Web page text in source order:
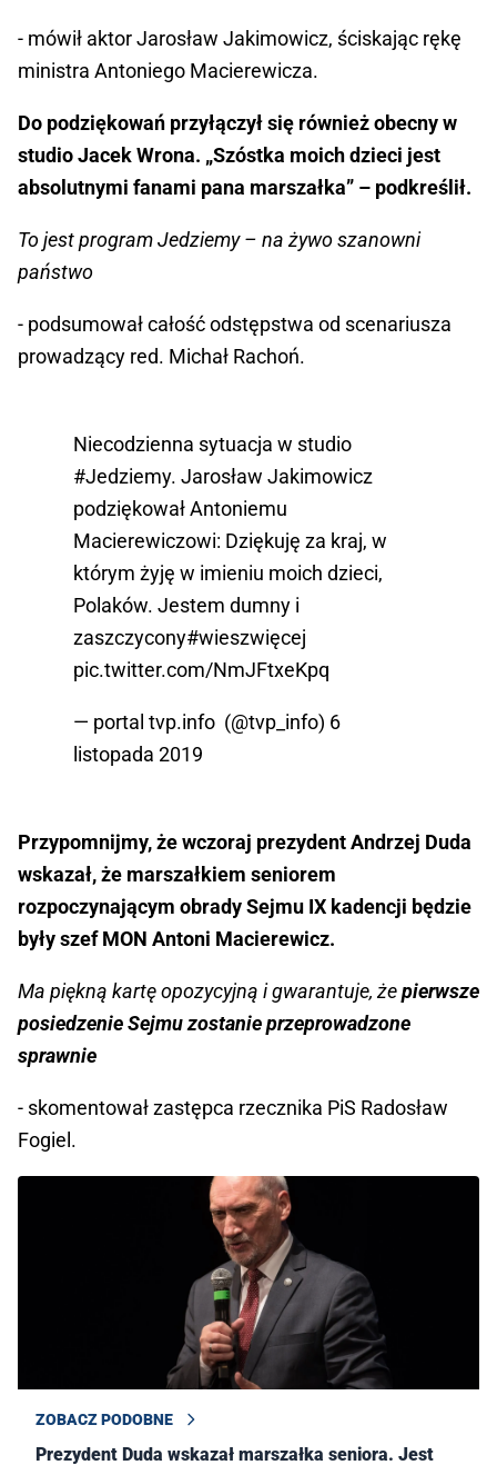
- mówił aktor Jarosław Jakimowicz, ściskając rękę
ministra Antoniego Macierewicza.
Do podziękowań przyłączył się również obecny w
studio Jacek Wrona. „Szóstka moich dzieci jest
absolutnymi fanami pana marszałka” – podkreślił.
To jest program Jedziemy – na żywo szanowni
państwo
- podsumował całość odstępstwa od scenariusza
prowadzący red. Michał Rachoń.
Niecodzienna sytuacja w studio
#Jedziemy. Jarosław Jakimowicz
podziękował Antoniemu
Macierewiczowi: Dziękuję za kraj, w
którym żyję w imieniu moich dzieci,
Polaków. Jestem dumny i
zaszczycony#wieszwięcej
pic.twitter.com/NmJFtxeKpq
— portal tvp.info (@tvp_info) 6
listopada 2019
Przypomnijmy, że wczoraj prezydent Andrzej Duda
wskazał, że marszałkiem seniorem
rozpoczynającym obrady Sejmu IX kadencji będzie
były szef MON Antoni Macierewicz.
Ma piękną kartę opozycyjną i gwarantuje, żepierwsze
posiedzenie Sejmu zostanie przeprowadzone
sprawnie
- skomentował zastępca rzecznika PiS Radosław
Fogiel.
ZOBACZ PODOBNE
Prezydent Duda wskazał marszałka seniora. Jest